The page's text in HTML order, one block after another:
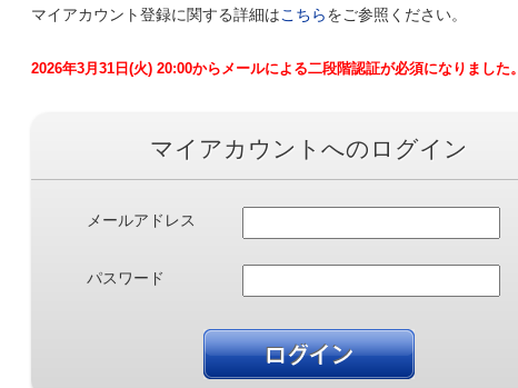
マイアカウント登録に関する詳細はこちらをご参照ください。
2026年3月31日(火) 20:00からメールによる二段階認証が必須になりました。
マイアカウントへのログイン
メールアドレス
パスワード